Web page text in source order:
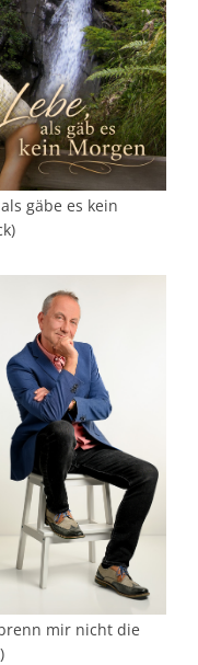
als gäbe es kein
mir nicht die